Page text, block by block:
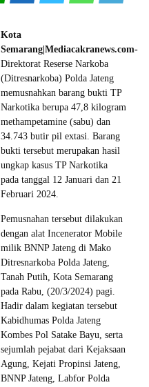
Kota
Semarang|Mediacakranews.com-
Direktorat Reserse Narkoba
(Ditresnarkoba) Polda Jateng
memusnahkan barang bukti TP
Narkotika berupa 47,8 kilogram
methampetamine (sabu) dan
34.743 butir pil extasi. Barang
bukti tersebut merupakan hasil
ungkap kasus TP Narkotika
pada tanggal 12 Januari dan 21
Februari 2024.
Pemusnahan tersebut dilakukan
dengan alat Incenerator Mobile
milik BNNP Jateng di Mako
Ditresnarkoba Polda Jateng,
Tanah Putih, Kota Semarang
pada Rabu, (20/3/2024) pagi.
Hadir dalam kegiatan tersebut
Kabidhumas Polda Jateng
Kombes Pol Satake Bayu, serta
sejumlah pejabat dari Kejaksaan
Agung, Kejati Propinsi Jateng,
BNNP Jateng, Labfor Polda